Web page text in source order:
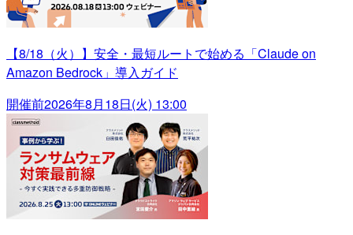
【8/18（火）】安全・最短ルートで始める「Claude on
Amazon Bedrock」導入ガイド
開催前2026年8月18日(火) 13:00